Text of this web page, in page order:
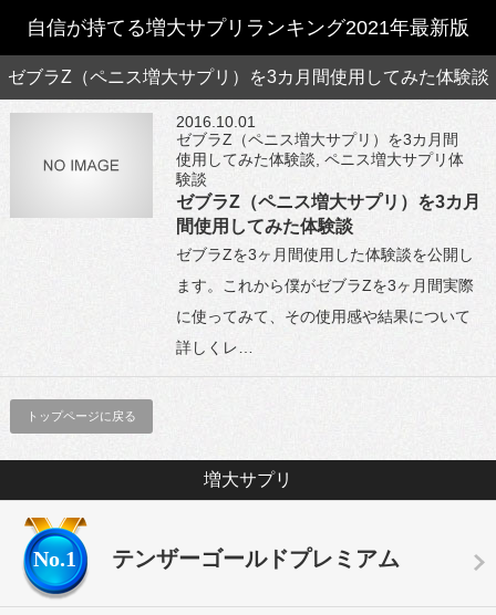
自信が持てる増大サプリランキング2021年最新版
ゼブラZ（ペニス増大サプリ）を3カ月間使用してみた体験談
2016.10.01
ゼブラZ（ペニス増大サプリ）を3カ月間
使用してみた体験談 ,ペニス増大サプリ体
験談
ゼブラZ（ペニス増大サプリ）を3カ月
間使用してみた体験談
ゼブラZを3ヶ月間使用した体験談を公開し
ます。これから僕がゼブラZを3ヶ月間実際
に使ってみて、その使用感や結果について
詳しくレ…
トップページに戻る
増大サプリ
No.1 テンザーゴールドプレミアム